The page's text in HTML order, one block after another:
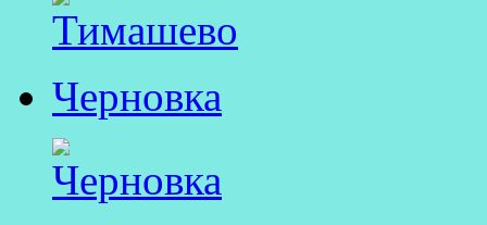
Черновка